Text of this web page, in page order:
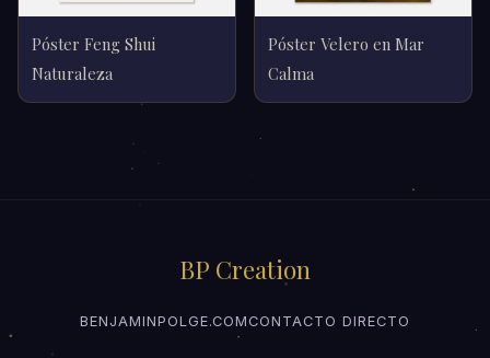
Póster Feng Shui
Naturaleza
Póster Velero en Mar
Calma
BP Creation
BENJAMINPOLGE.COM CONTACTO DIRECTO